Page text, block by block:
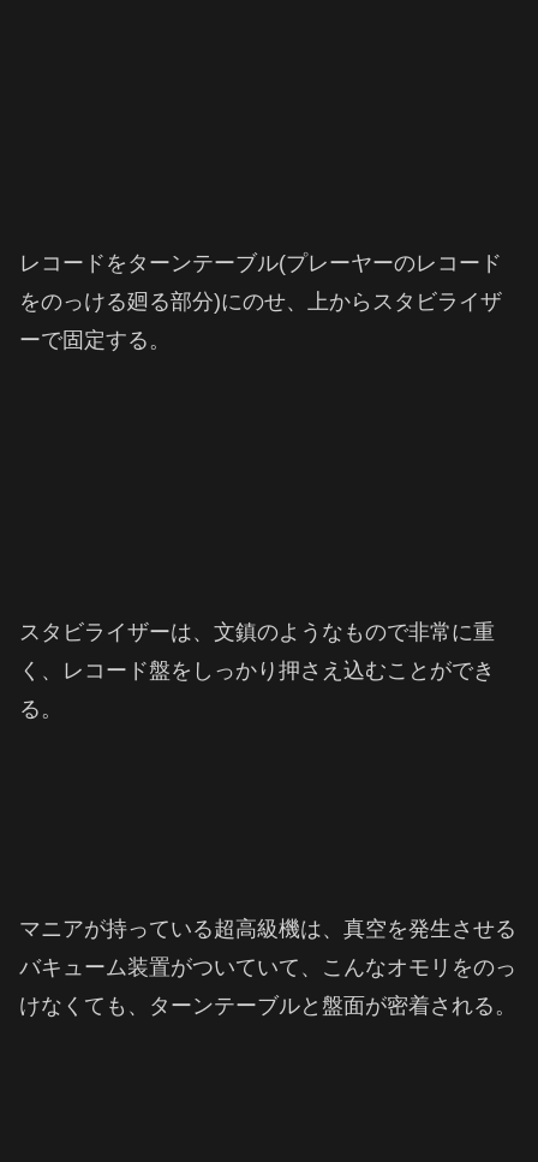
レコードをターンテーブル(プレーヤーのレコード
をのっける廻る部分)にのせ、上からスタビライザ
ーで固定する。
スタビライザーは、文鎮のようなもので非常に重
く、レコード盤をしっかり押さえ込むことができ
る。
マニアが持っている超高級機は、真空を発生させる
バキューム装置がついていて、こんなオモリをのっ
けなくても、ターンテーブルと盤面が密着される。